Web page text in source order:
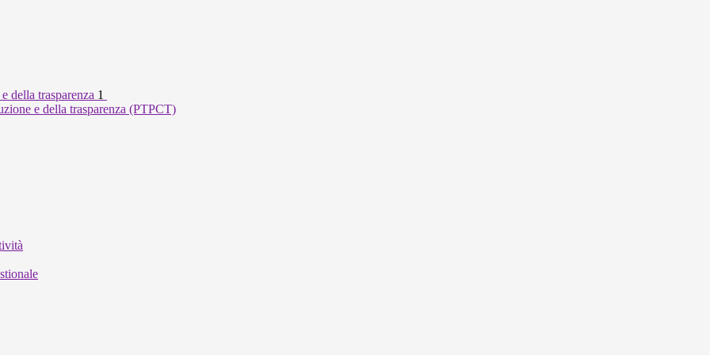
della trasparenza 1
e della trasparenza (PTPCT)